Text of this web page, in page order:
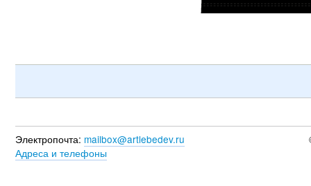
Электропочта: mailbox@artlebedev.ru
Адреса и телефоны